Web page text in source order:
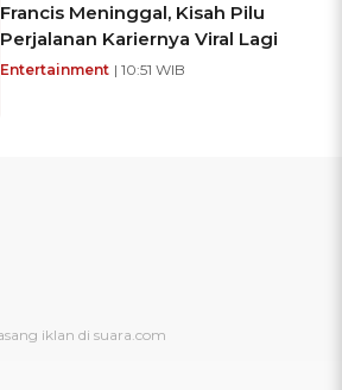
Francis Meninggal, Kisah Pilu
Perjalanan Kariernya Viral Lagi
Entertainment | 10:51 WIB